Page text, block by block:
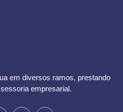
em diversos ramos, prestando
empresarial.